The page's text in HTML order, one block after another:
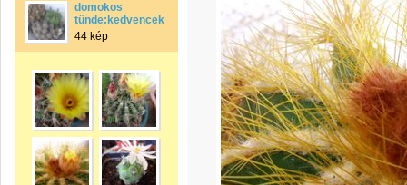
domokos
tünde:kedvencek
44 kép